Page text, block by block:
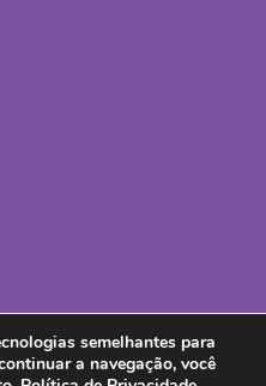
Paes Leme, 524, cj.165
São Paulo - SP
semelhantes para
a navegação, você